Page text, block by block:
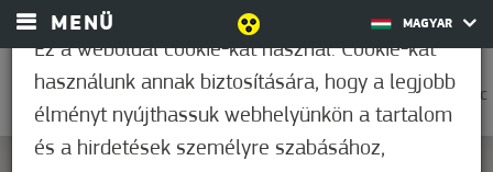
MENÜ MAGYAR
0
37,2°C
Ez a weboldal cookie-kat használ. Cookie-kat
használunk annak biztosítására, hogy a legjobb
élményt nyújthassuk webhelyünkön a tartalom
és a hirdetések személyre szabásához,